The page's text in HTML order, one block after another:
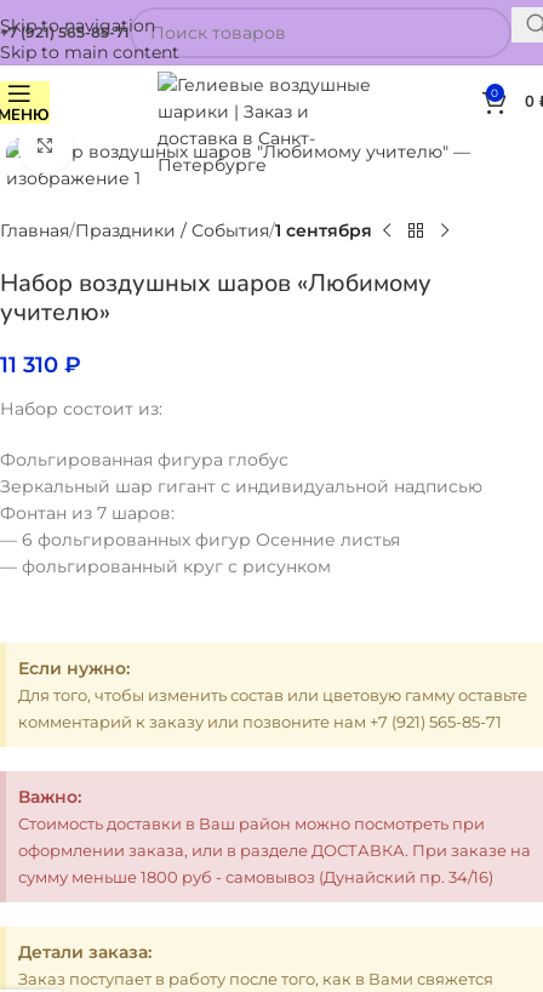
Skip to navigation
Skip to main content
+7 (921) 565-85-71
0 0
Нажмите, чтобы увеличить
Главная Праздники / События 1 сентября
Набор воздушных шаров «Любимому
учителю»
11 310 ₽
Набор состоит из:
Фольгированная фигура глобус
Зеркальный шар гигант с индивидуальной надписью
Фонтан из 7 шаров:
— 6 фольгированных фигур Осенние листья
— фольгированный круг с рисунком
Если нужно:
Для того, чтобы изменить состав или цветовую гамму оставьте
комментарий к заказу или позвоните нам +7 (921) 565-85-71
Важно:
Стоимость доставки в Ваш район можно посмотреть при
оформлении заказа, или в разделе ДОСТАВКА. При заказе на
сумму меньше 1800 руб - самовывоз (Дунайский пр. 34/16)
Детали заказа:
Заказ поступает в работу после того, как в Вами свяжется